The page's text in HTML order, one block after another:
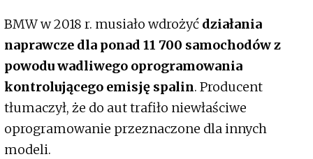
BMW w 2018 r. musiało wdrożyć działania
naprawcze dla ponad 11 700 samochodów z
powodu wadliwego oprogramowania
kontrolującego emisję spalin. Producent
tłumaczył, że do aut trafiło niewłaściwe
oprogramowanie przeznaczone dla innych
modeli.